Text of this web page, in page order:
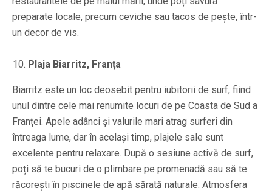
preparate locale, precum ceviche sau tacos de pește, într-
un decor de vis.
Plaja Biarritz, Franța
Biarritz este un loc deosebit pentru iubitorii de surf, fiind
unul dintre cele mai renumite locuri de pe Coasta de Sud a
Franței. Apele adânci și valurile mari atrag surferi din
întreaga lume, dar în același timp, plajele sale sunt
excelente pentru relaxare. După o sesiune activă de surf,
poți să te bucuri de o plimbare pe promenadă sau să te
răcorești în piscinele de apă sărată naturale. Atmosfera